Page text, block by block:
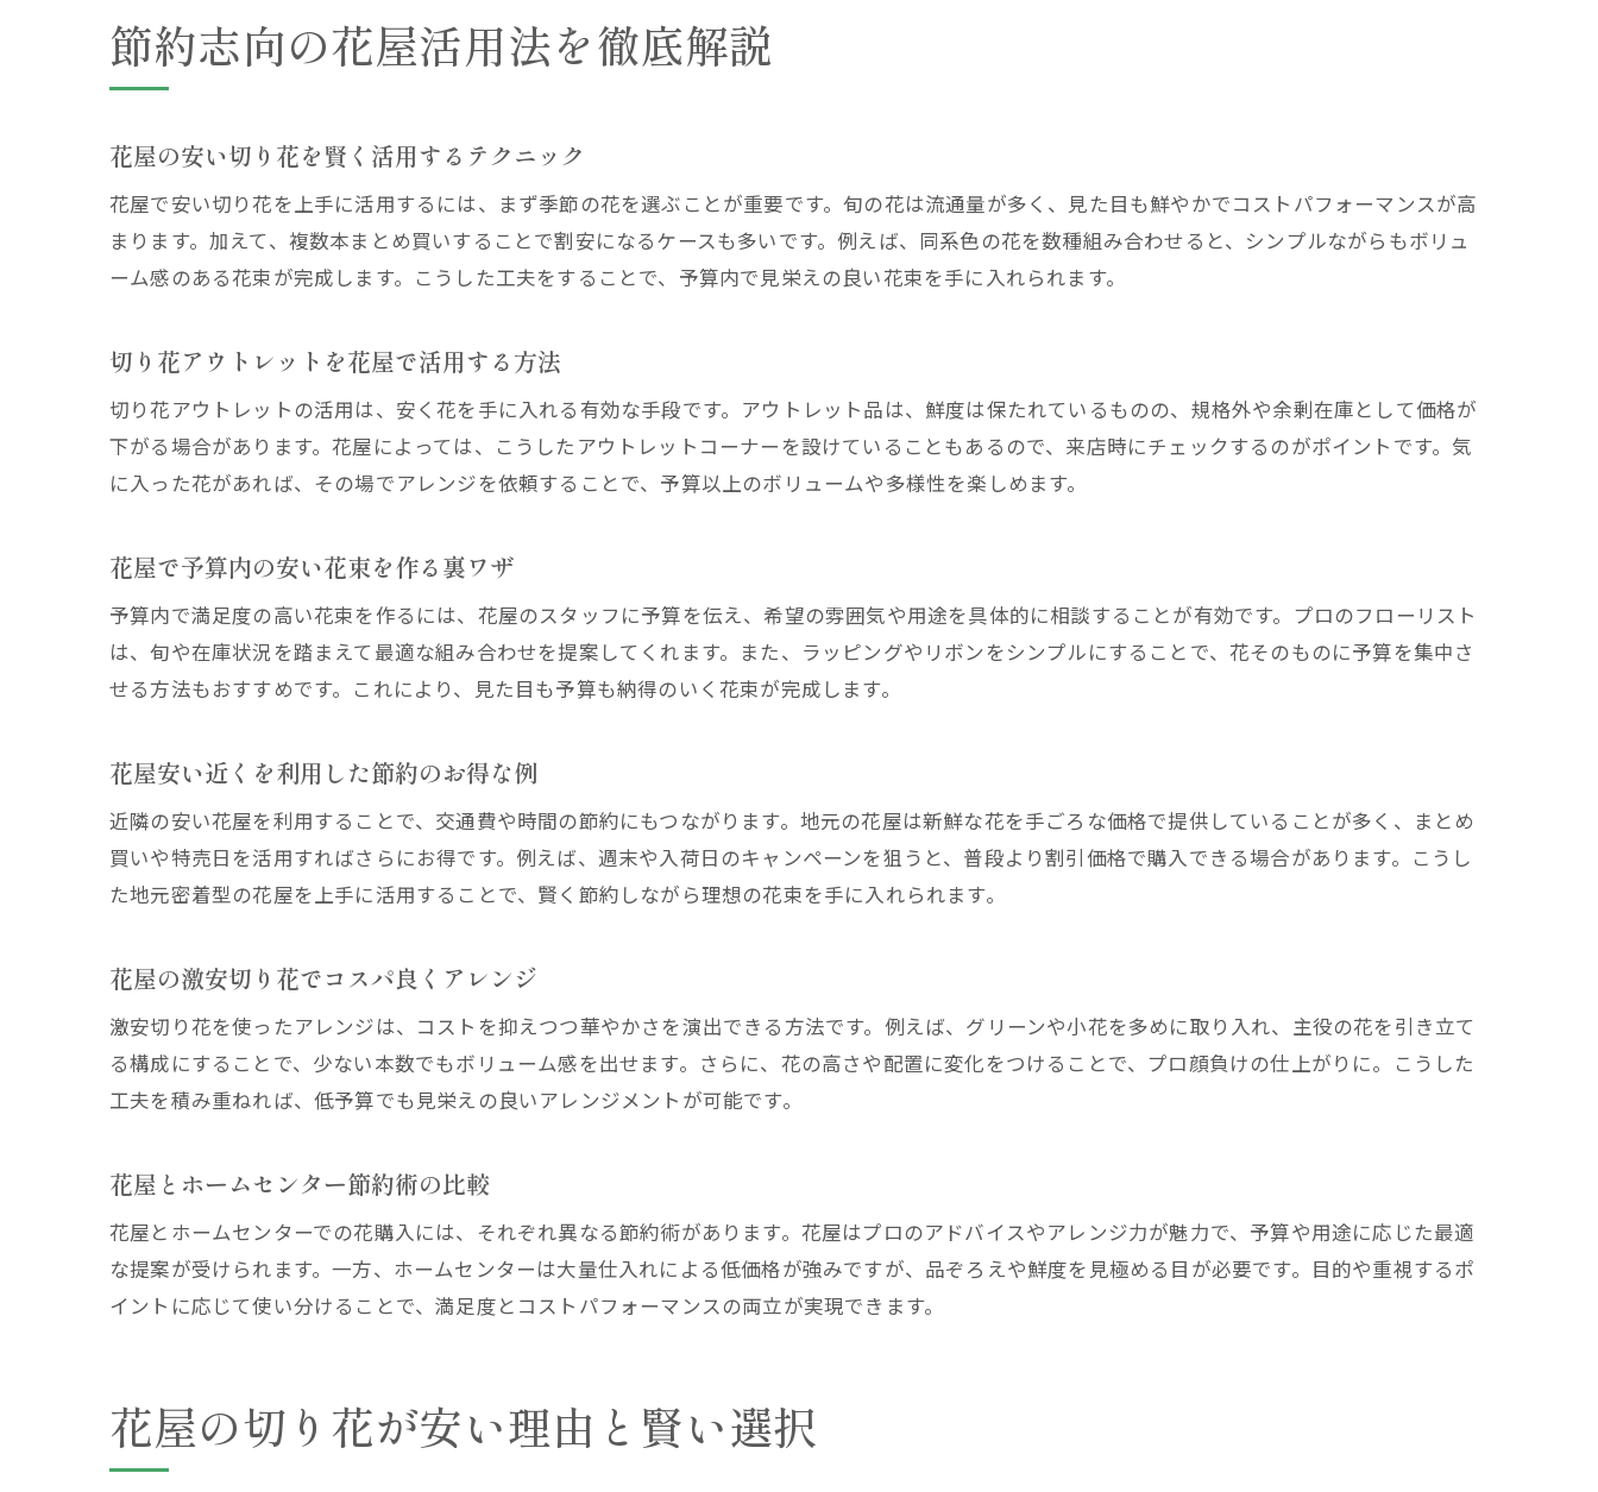
予算内で満足できる花屋の利用術
花屋安い価格で満足度を高める選び方
ホームセンター花と花屋のコスパ徹底比較
花屋利用で予算内に収める節約術解説
安い花屋を選ぶ際のポイントと注意点
切り花激安近くでお得に買う方法
花屋アウトレット活用で理想の花束実現
ホームセンターより花屋を選ぶ理由とは
節約志向の花屋活用法を徹底解説
花屋の安い切り花を賢く活用するテクニック
花屋で安い切り花を上手に活用するには、まず季節の花を選ぶことが重要です。旬の花は流通量が多く、見た目も鮮やかでコストパフォーマンスが高
まります。加えて、複数本まとめ買いすることで割安になるケースも多いです。例えば、同系色の花を数種組み合わせると、シンプルながらもボリュ
ーム感のある花束が完成します。こうした工夫をすることで、予算内で見栄えの良い花束を手に入れられます。
切り花アウトレットを花屋で活用する方法
切り花アウトレットの活用は、安く花を手に入れる有効な手段です。アウトレット品は、鮮度は保たれているものの、規格外や余剰在庫として価格が
下がる場合があります。花屋によっては、こうしたアウトレットコーナーを設けていることもあるので、来店時にチェックするのがポイントです。気
に入った花があれば、その場でアレンジを依頼することで、予算以上のボリュームや多様性を楽しめます。
花屋で予算内の安い花束を作る裏ワザ
予算内で満足度の高い花束を作るには、花屋のスタッフに予算を伝え、希望の雰囲気や用途を具体的に相談することが有効です。プロのフローリスト
は、旬や在庫状況を踏まえて最適な組み合わせを提案してくれます。また、ラッピングやリボンをシンプルにすることで、花そのものに予算を集中さ
せる方法もおすすめです。これにより、見た目も予算も納得のいく花束が完成します。
花屋安い近くを利用した節約のお得な例
近隣の安い花屋を利用することで、交通費や時間の節約にもつながります。地元の花屋は新鮮な花を手ごろな価格で提供していることが多く、まとめ
買いや特売日を活用すればさらにお得です。例えば、週末や入荷日のキャンペーンを狙うと、普段より割引価格で購入できる場合があります。こうし
た地元密着型の花屋を上手に活用することで、賢く節約しながら理想の花束を手に入れられます。
花屋の激安切り花でコスパ良くアレンジ
激安切り花を使ったアレンジは、コストを抑えつつ華やかさを演出できる方法です。例えば、グリーンや小花を多めに取り入れ、主役の花を引き立て
る構成にすることで、少ない本数でもボリューム感を出せます。さらに、花の高さや配置に変化をつけることで、プロ顔負けの仕上がりに。こうした
工夫を積み重ねれば、低予算でも見栄えの良いアレンジメントが可能です。
花屋とホームセンター節約術の比較
花屋とホームセンターでの花購入には、それぞれ異なる節約術があります。花屋はプロのアドバイスやアレンジ力が魅力で、予算や用途に応じた最適
な提案が受けられます。一方、ホームセンターは大量仕入れによる低価格が強みですが、品ぞろえや鮮度を見極める目が必要です。目的や重視するポ
イントに応じて使い分けることで、満足度とコストパフォーマンスの両立が実現できます。
花屋の切り花が安い理由と賢い選択